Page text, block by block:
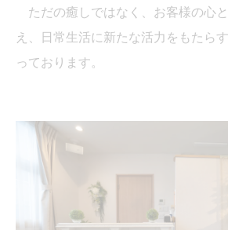
ただの癒しではなく、お客様の心
え、日常生活に新たな活力をもたら
っております。
当サロンの公式LINE@にお友達登録
初回 500円OFFさせて頂きます。